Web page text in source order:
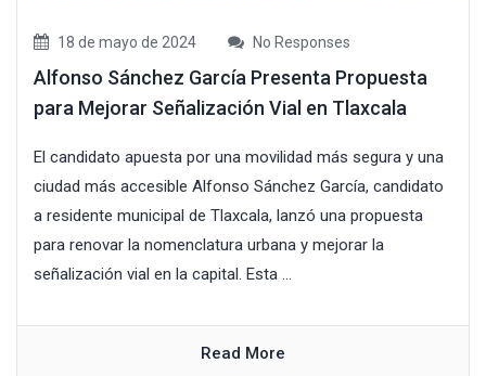
18 de mayo de 2024 No Responses
Alfonso Sánchez García Presenta Propuesta
para Mejorar Señalización Vial en Tlaxcala
El candidato apuesta por una movilidad más segura y una
ciudad más accesible Alfonso Sánchez García, candidato
a residente municipal de Tlaxcala, lanzó una propuesta
para renovar la nomenclatura urbana y mejorar la
señalización vial en la capital. Esta ...
Read More